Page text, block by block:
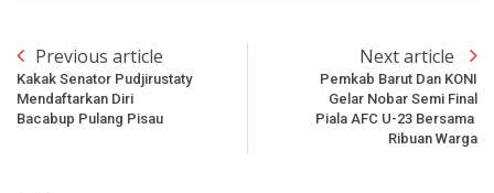
Previous article
Kakak Senator Pudjirustaty
Mendaftarkan Diri
Bacabup Pulang Pisau
Next article
Pemkab Barut Dan KONI
Gelar Nobar Semi Final
Piala AFC U-23 Bersama
Ribuan Warga